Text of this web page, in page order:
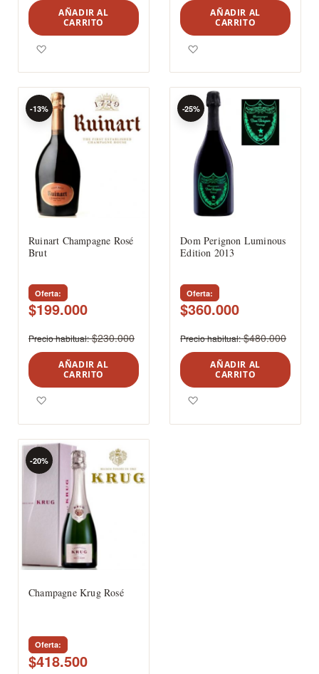
AÑADIR AL
CARRITO
AÑADIR AL
CARRITO
Ruinart Champagne Rosé
Brut
Oferta
$199.000
-13%
Precio habitual $230.000
AÑADIR AL
CARRITO
Dom Perignon Luminous
Edition 2013
Oferta
$360.000
-25%
Precio habitual $480.000
AÑADIR AL
CARRITO
Champagne Krug Rosé
Oferta
$418.500
-20%